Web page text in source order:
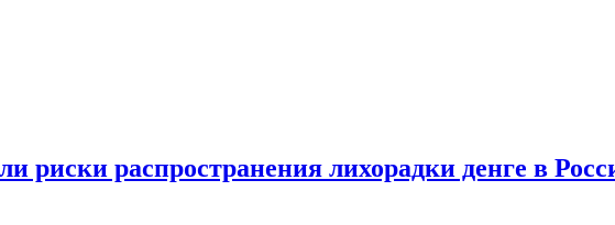
риски распространения лихорадки денге в